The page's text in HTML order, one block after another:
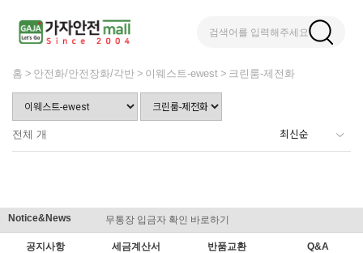
검색어를 입력해주세요
홈 안전화/안전장화/각반 이웨스트-ewest 크린룸-제전화
전체 개
Notice&News 무통장 입금자 확인 바로하기
공지사항 세금계산서 반품교환 Q&A